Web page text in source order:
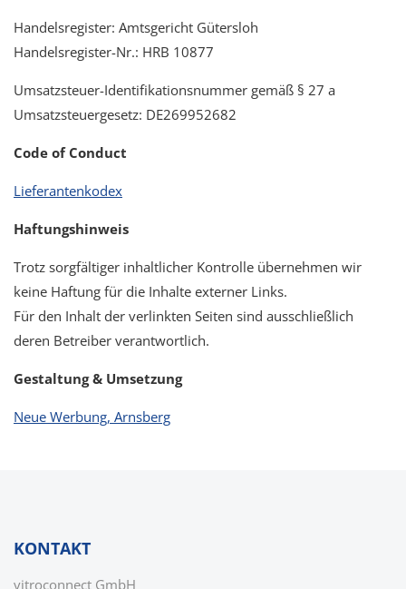
Handelsregister: Amtsgericht Gütersloh
Handelsregister-Nr.: HRB 10877
Umsatzsteuer-Identifikationsnummer gemäß § 27 a
Umsatzsteuergesetz: DE269952682
Code of Conduct
Lieferantenkodex
Haftungshinweis
Trotz sorgfältiger inhaltlicher Kontrolle übernehmen wir
keine Haftung für die Inhalte externer Links.
Für den Inhalt der verlinkten Seiten sind ausschließlich
deren Betreiber verantwortlich.
Gestaltung & Umsetzung
Neue Werbung, Arnsberg
KONTAKT
vitroconnect GmbH